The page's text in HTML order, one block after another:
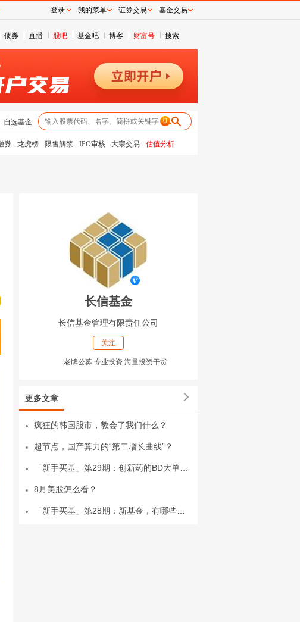
债券 直播 股吧 基金吧 博客 财富号 搜索
自选基金 0
券 龙虎榜 限售解禁 IPO审核 大宗交易 估值分析
长信基金
长信基金管理有限责任公司
关注
老牌公募 专业投资 海量投资干货
更多文章
疯狂的韩国股市，教会了我们什么？
超节点，国产算力的“第二增长曲线”？
8月美股怎么看？
登录 我的菜单 证券交易 基金交易